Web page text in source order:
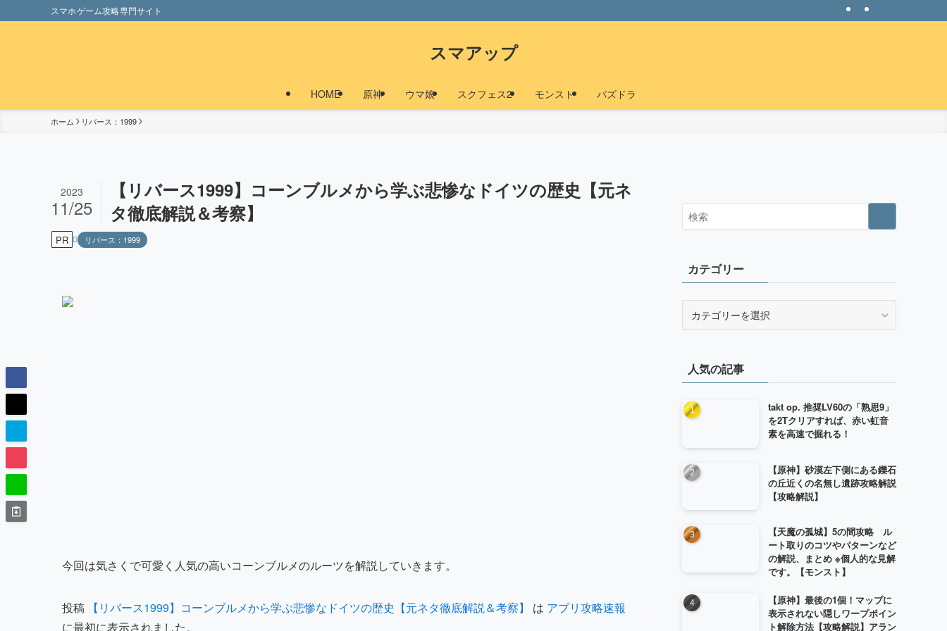
スマホゲーム攻略専門サイト
スマアップ
HOME 原神 ウマ娘 スクフェス2 モンスト パズドラ
ホーム リバース：1999
【リバース1999】コーンブルメから学ぶ悲惨なドイツの歴史【元ネ
タ徹底解説＆考察】
2023
11/25
PR リバース：1999
今回は気さくで可愛く人気の高いコーンブルメのルーツを解説していきます。
投稿 【リバース1999】コーンブルメから学ぶ悲惨なドイツの歴史【元ネタ徹底解説＆考察】 は アプリ攻略速報
に最初に表示されました。
カテゴリー
ー人気の記事
takt op. 推奨LV60の「熟思9」
を2Tクリアすれば、赤い虹音
素を高速で掘れる！
【原神】砂漠左下側にある鑠石
の丘近くの名無し遺跡攻略解説
【攻略解説】
【天魔の孤城】5の間攻略 ル
ート取りのコツやパターンなど
の解説、まとめ ※個人的な見解
です。【モンスト】
【原神】最後の1個！マップに
表示されない隠しワープポイン
ト解除方法【攻略解説】アラン